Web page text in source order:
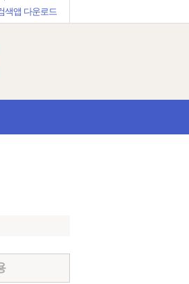
색앱 다운로드